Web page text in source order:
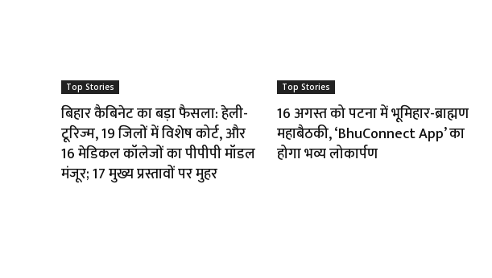
Top Stories
बिहार कैबिनेट का बड़ा फैसला: हेली-
टूरिज्म, 19 जिलों में विशेष कोर्ट, और
16 मेडिकल कॉलेजों का पीपीपी मॉडल
मंजूर; 17 मुख्य प्रस्तावों पर मुहर
Top Stories
16 अगस्त को पटना में भूमिहार-ब्राह्मण
महाबैठकी, ‘BhuConnect App’ का
होगा भव्य लोकार्पण